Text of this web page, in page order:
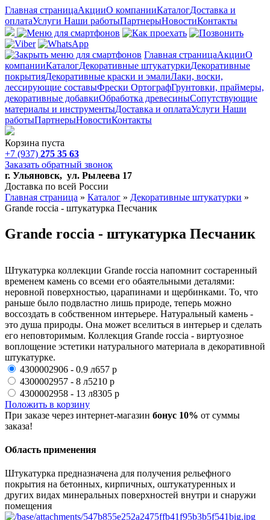
Главная страницаАкцииО компанииКаталогДоставка и
оплатаУслуги Наши работыПартнерыНовостиКонтакты
Главная страницаАкцииО
компанииКаталогДекоративные штукатуркиДекоративные
покрытияДекоративные краски и эмалиЛаки, воски,
лессирующие составыФрески ОртографГрунтовки, праймеры,
декоративные добавкиОбработка древесиныСопутствующие
материалы и инструментыДоставка и оплатаУслуги Наши
работыПартнерыНовостиКонтакты
Корзина пуста
+7 (937) 275 35 63
Заказать обратный звонок
г. Ульяновск, ул. Рылеева 17
Доставка по всей России
Главная страница » Каталог » Декоративные штукатурки »
Grande roccia - штукатурка Песчаник
Grande roccia - штукатурка Песчаник
Штукатурка коллекции Grande roccia напомнит состаренный
временем камень со всеми его обаятельными деталями:
неровной поверхностью, царапинами и щербинками. То, что
раньше было подвластно лишь природе, теперь можно
воссоздать в собственном интерьере. Натуральный камень -
это душа природы. Она может вселиться в интерьер и сделать
его неповторимым. Коллекция Grande roccia - виртуозное
воплощение эстетики натурального материала в декоративной
штукатурке.
4300002906 - 0.9 л657 р
4300002957 - 8 л5210 р
4300002958 - 13 л8305 р
Положить в корзину
При заказе через интернет-магазин бонус 10% от суммы
заказа!
Область применения
Штукатурка предназначена для получения рельефного
покрытия на бетонных, кирпичных, оштукатуренных и
других видах минеральных поверхностей внутри и снаружи
помещения